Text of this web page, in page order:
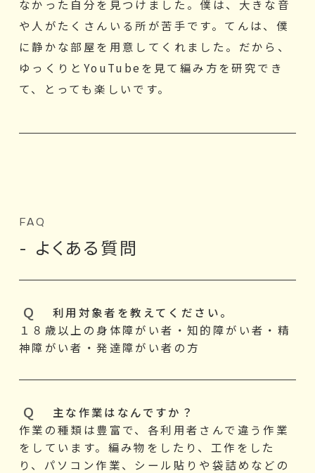
なかった自分を見つけました。僕は、大きな音
や人がたくさんいる所が苦手です。てんは、僕
に静かな部屋を用意してくれました。だから、
ゆっくりとYouTubeを見て編み方を研究でき
て、とっても楽しいです。
FAQ
- よくある質問
利用対象者を教えてください。
１８歳以上の身体障がい者・知的障がい者・精
神障がい者・発達障がい者の方
主な作業はなんですか？
作業の種類は豊富で、各利用者さんで違う作業
をしています。編み物をしたり、工作をした
り、パソコン作業、シール貼りや袋詰めなどの